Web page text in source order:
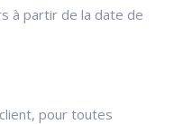
à partir de la date de
pour toutes